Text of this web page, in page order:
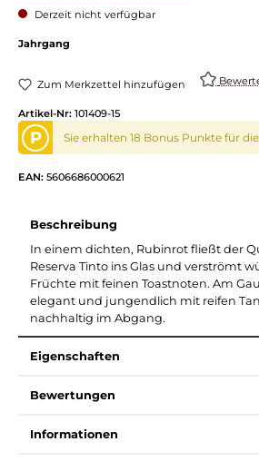
Derzeit nicht verfügbar
Jahrgang
Zum Merkzettel hinzufügen
Artikel-Nr: 101409-15
P Sie erhalten 18 Bonus Punkte für
EAN: 5606686000621
Beschreibung
In einem dichten, Rubinrot fließt der
Reserva Tinto ins Glas und verströmt
Früchte mit feinen Toastnoten. Am
elegant und jungendlich mit reifen
nachhaltig im Abgang.
Eigenschaften
Bewertungen
Informationen